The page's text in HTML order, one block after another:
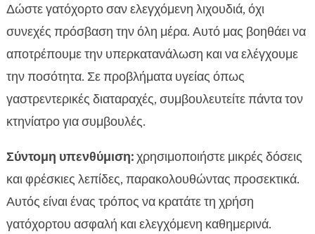
Δώστε γατόχορτο σαν ελεγχόμενη λιχουδιά, όχι
συνεχές πρόσβαση την όλη μέρα. Αυτό μας βοηθάει να
αποτρέπουμε την υπερκατανάλωση και να ελέγχουμε
την ποσότητα. Σε προβλήματα υγείας όπως
γαστρεντερικές διαταραχές, συμβουλευτείτε πάντα τον
κτηνίατρο για συμβουλές.
Σύντομη υπενθύμιση:χρησιμοποιήστε μικρές δόσεις
και φρέσκιες λεπίδες, παρακολουθώντας προσεκτικά.
Αυτός είναι ένας τρόπος να κρατάτε τη χρήση
γατόχορτου ασφαλή και ελεγχόμενη καθημερινά.